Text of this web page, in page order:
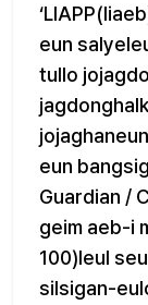
eun
tullo
eun
Guardian /
geim aeb-i
100)leul
silsigan-